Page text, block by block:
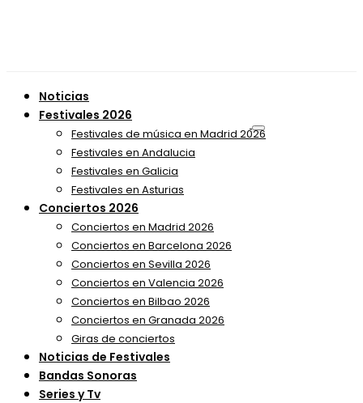
Noticias
Festivales 2026
Festivales de música en Madrid 2026
Festivales en Andalucia
Festivales en Galicia
Festivales en Asturias
Conciertos 2026
Conciertos en Madrid 2026
Conciertos en Barcelona 2026
Conciertos en Sevilla 2026
Conciertos en Valencia 2026
Conciertos en Bilbao 2026
Conciertos en Granada 2026
Giras de conciertos
Noticias de Festivales
Bandas Sonoras
Series y Tv